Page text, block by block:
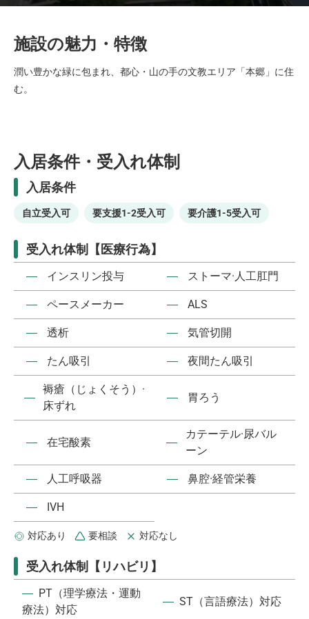
施設の魅力・特徴
潤い豊かな緑に包まれ、都心・山の手の文教エリア「本郷」に住
む。
入居条件・受入れ体制
入居条件
自立受入可 要支援1-2受入可 要介護1-5受入可
受入れ体制【医療行為】
― インスリン投与 ― ストーマ·人工肛門
― ペースメーカー ― ALS
― 透析 ― 気管切開
― たん吸引 ― 夜間たん吸引
―
褥瘡（じょくそう）·
床ずれ
― 胃ろう
― 在宅酸素 ―
カテーテル·尿バル
ーン
― 人工呼吸器 ― 鼻腔·経管栄養
― IVH
対応あり 要相談 対応なし
受入れ体制【リハビリ】
― PT（理学療法・運動
療法）対応
― ST（言語療法）対応